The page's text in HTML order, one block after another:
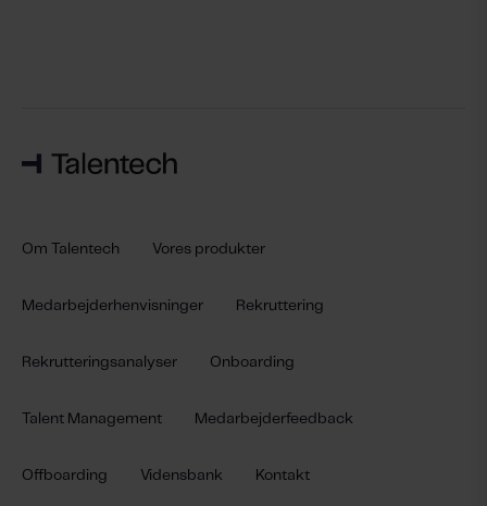
Om Talentech Vores produkter
Medarbejderhenvisninger Rekruttering
Rekrutteringsanalyser Onboarding
Talent Management Medarbejderfeedback
Offboarding Vidensbank Kontakt